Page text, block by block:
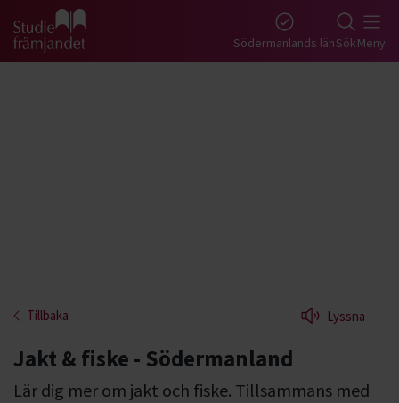
Gå till studiefrämjandets startsida Södermanlands länSökMeny
Tillbaka Lyssna
Jakt & fiske - Södermanland
Lär dig mer om jakt och fiske. Tillsammans med